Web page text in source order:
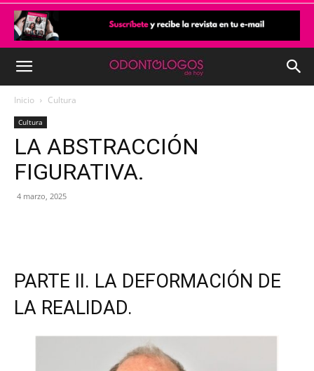
Inicio Cultura
Cultura
LA ABSTRACCIÓN
FIGURATIVA.
4 marzo, 2025
PARTE II. LA DEFORMACIÓN DE
LA REALIDAD.